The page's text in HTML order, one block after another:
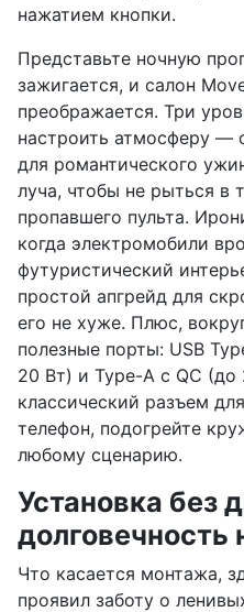
нажатием кнопки.
Представьте ночную
зажигается, и салон
преображается. Три
настроить атмосферу —
для романтического
луча, чтобы не рыться в
пропавшего пульта.
когда электромобили
футуристический
простой апгрейд для
его не хуже. Плюс,
полезные порты: USB
20 Вт) и Type-A с QC
классический разъем
телефон, подогрейте
любому сценарию.
Установка без
долговечность
Что касается монтажа,
проявил заботу о